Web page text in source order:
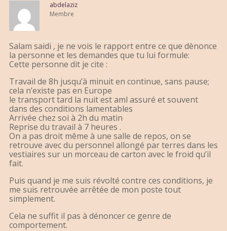
abdelaziz
Membre
Salam saidi , je ne vois le rapport entre ce que dènonce
la personne et les demandes que tu lui formule:
Cette personne dit je cite :
Travail de 8h jusqu’à minuit en continue, sans pause;
cela n’existe pas en Europe
le transport tard la nuit est aml assuré et souvent
dans des conditions lamentables
Arrivée chez soi à 2h du matin
Reprise du travail à 7 heures .
On a pas droit même à une salle de repos, on se
retrouve avec du personnel allongé par terres dans les
vestiaires sur un morceau de carton avec le froid qu’il
fait.
Puis quand je me suis révolté contre ces conditions, je
me suis retrouvée arrêtée de mon poste tout
simplement.
Cela ne suffit il pas à dénoncer ce genre de
comportement.